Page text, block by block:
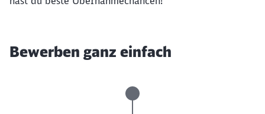
Bewerben ganz einfach